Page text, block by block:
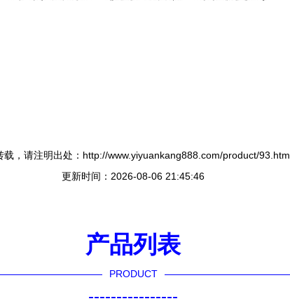
载，请注明出处：http://www.yiyuankang888.com/product/
更新时间：2026-08-06 21:45:46
产品列表
PRODUCT
----------------